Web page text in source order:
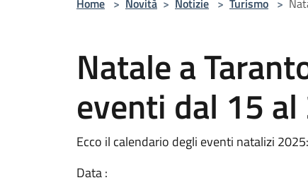
Home > Novità > Notizie > Turismo >
Natale a
eventi dal 15
Ecco il calendario degli eventi natalizi
Data :